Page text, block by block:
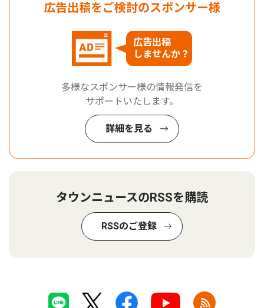
広告出稿をご検討のスポンサー様
広告出稿
しませんか？
多様なスポンサー様の情報発信を
サポートいたします。
詳細を見る
タウンニュースのRSSを購読
RSSのご登録